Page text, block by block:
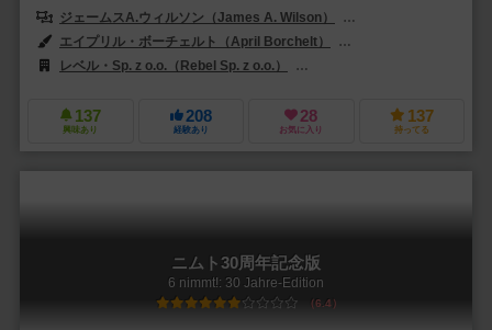
ジェームスA.ウィルソン（James A. Wilson）
エイプリル・ボーチェルト（April Borchelt）
レベル・Sp. z o.o.（Rebel Sp. z o.o.）
137
興味あり
208
経験あり
28
お気に入り
137
持ってる
ニムト30周年記念版
6 nimmt!: 30 Jahre-Edition
6.4